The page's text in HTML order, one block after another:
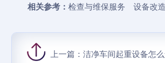
相关参考： 检查与维保服务 设备改
上一篇： 洁净车间起重设备怎